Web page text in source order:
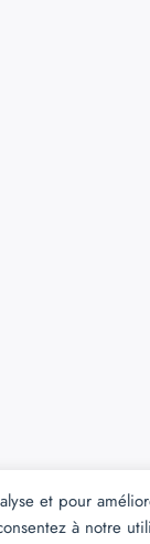
et pour
à notre